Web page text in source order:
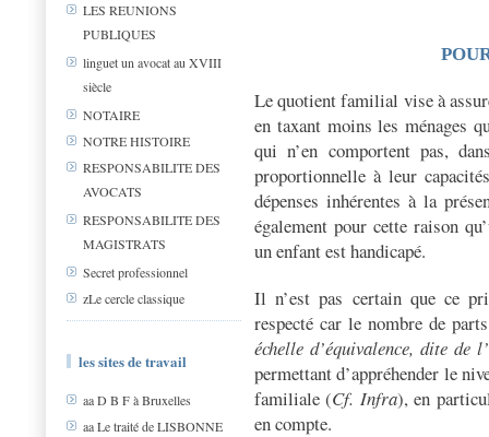
LES REUNIONS
PUBLIQUES
linguet un avocat au XVIII
siècle
NOTAIRE
NOTRE HISTOIRE
RESPONSABILITE DES
AVOCATS
RESPONSABILITE DES
MAGISTRATS
Secret professionnel
zLe cercle classique
les sites de travail
aa D B F à Bruxelles
aa Le traité de LISBONNE
Le quotient familial vise à
en taxant moins les ménages
qui n’en comportent pas,
proportionnelle à leur
dépenses inhérentes à la
également pour cette raison
un enfant est handicapé.
Il n’est pas certain que ce
respecté car le nombre de
échelle d’équivalence, dite de
permettant d’appréhender le
familiale (Cf. Infra), en
en compte.